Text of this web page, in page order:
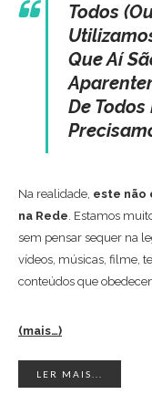
Todos
Que Aí
De
Na realidade, este não
na Rede. Estamos
sem pensar sequer na
vídeos, músicas, filme,
conteúdos que
(mais…)
LER MAIS...